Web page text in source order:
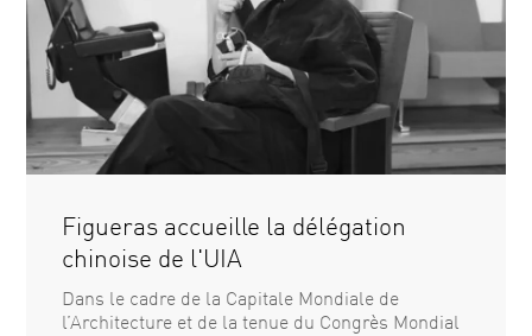
Figueras accueille la délégation
chinoise de l'UIA
Dans le cadre de la Capitale Mondiale de
l’Architecture et de la tenue du Congrès Mondial